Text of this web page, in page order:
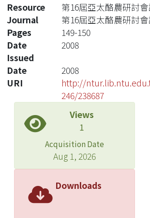
Resource
第16屆亞太酪農研討
Journal
第16屆亞太酪農研討
Pages
149-150
Date
Issued
2008
Date
2008
URI
http://
246/238687
Views
1
Acquisition Date
Aug 1, 2026
Downloads